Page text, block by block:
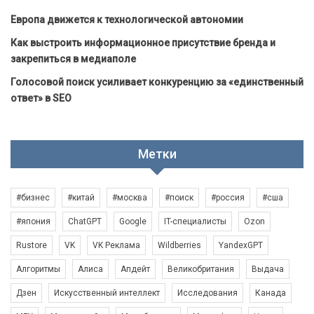
Европа движется к технологической автономии
Как выстроить информационное присутствие бренда и
закрепиться в медиаполе
Голосовой поиск усиливает конкуренцию за «единственный
ответ» в SEO
Метки
#бизнес #китай #москва #поиск #россия #сша
#япония ChatGPT Google IT-специалисты Ozon
Rustore VK VK Реклама Wildberries YandexGPT
Алгоритмы Алиса Апдейт Великобритания Выдача
Дзен Искусственный интеллект Исследования Канада